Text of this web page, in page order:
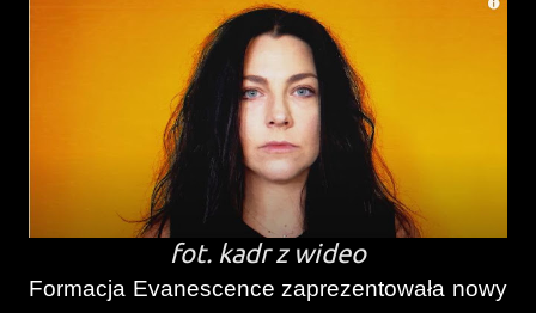
fot. kadr z wideo
Formacja Evanescence zaprezentowała nowy